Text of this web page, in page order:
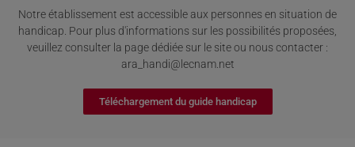
Notre établissement est accessible aux personnes en situation de
handicap. Pour plus d'informations sur les possibilités proposées,
veuillez consulter la page dédiée sur le site ou nous contacter :
ara_handi@lecnam.net
Téléchargement du guide handicap